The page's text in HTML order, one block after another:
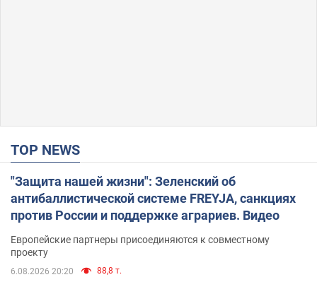
TOP NEWS
"Защита нашей жизни": Зеленский об
антибаллистической системе FREYJA, санкциях
против России и поддержке аграриев. Видео
Европейские партнеры присоединяются к совместному
проекту
6.08.2026 20:20 88,8 т.